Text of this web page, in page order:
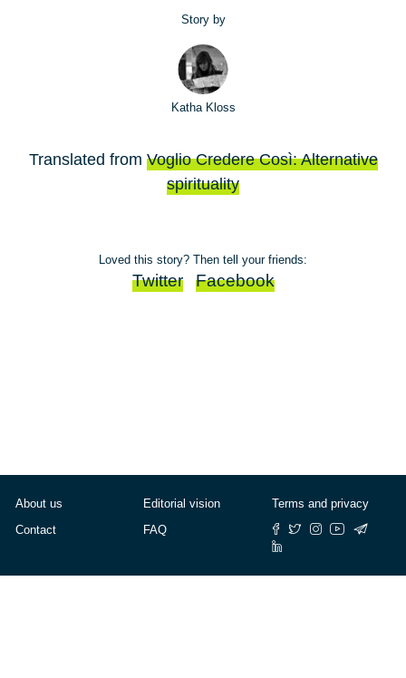
Story by
Katha Kloss
Translated from Voglio Credere Così: Alternative
spirituality
Loved this story? Then tell your friends:
Twitter Facebook
About us
Contact
Editorial vision
FAQ
Terms and privacy